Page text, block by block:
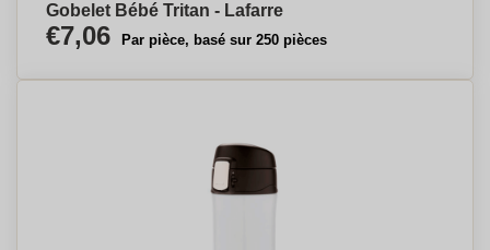
Gobelet Bébé Tritan - Lafarre
€7,06 Par pièce, basé sur 250 pièces